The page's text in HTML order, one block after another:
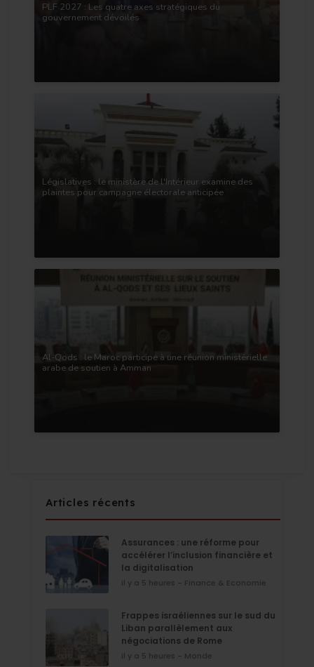
PLF 2027 : Les quatre axes stratégiques du
gouvernement dévoilés
Législatives : le ministère de l'Intérieur examine des
plaintes pour campagne électorale anticipée
Al-Qods : le Maroc participe à une réunion ministérielle
arabe de soutien à Amman
Articles récents
Assurances : une réforme pour
accélérer l’inclusion financière et
la digitalisation
il y a 5 heures - Finance & Economie
Frappes israéliennes sur le sud du
Liban parallèlement aux
négociations de Rome
il y a 5 heures - Monde